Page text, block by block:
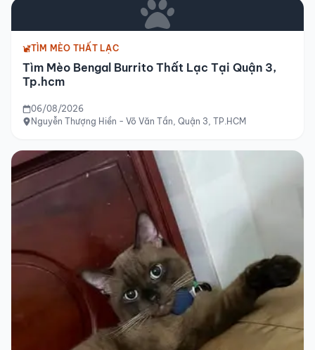
TÌM MÈO THẤT LẠC
Tìm Mèo Bengal Burrito Thất Lạc Tại Quận 3,
Tp.hcm
06/08/2026
Nguyễn Thượng Hiền - Võ Văn Tần, Quận 3, TP.HCM